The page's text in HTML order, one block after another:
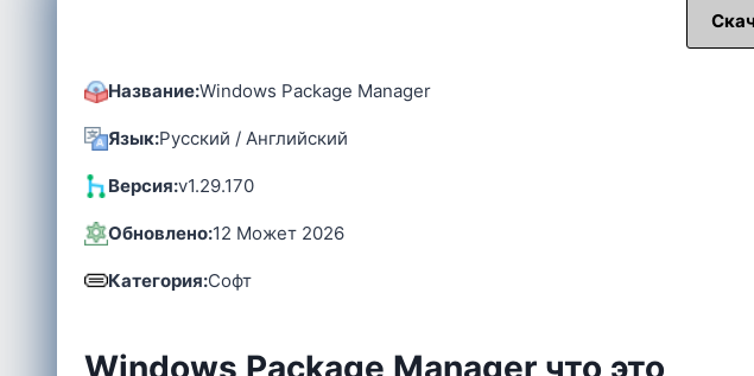
Название:Windows Package Manager
Язык:Русский / Английский
Версия:v1.29.170
Обновлено:12 Может 2026
Категория:Софт
Windows Package Manager что это